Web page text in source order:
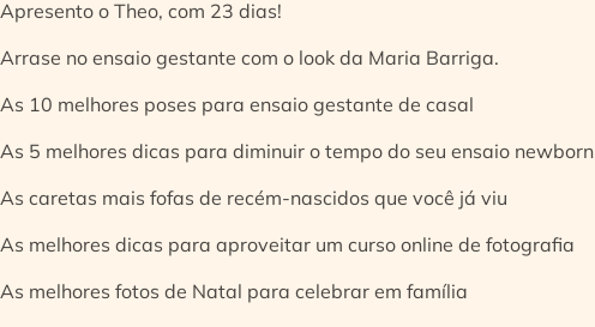
Apresento o Theo, com 23 dias!
Arrase no ensaio gestante com o look da Maria Barriga.
As 10 melhores poses para ensaio gestante de casal
As 5 melhores dicas para diminuir o tempo do seu ensaio newborn
As caretas mais fofas de recém-nascidos que você já viu
As melhores dicas para aproveitar um curso online de fotografia
As melhores fotos de Natal para celebrar em família